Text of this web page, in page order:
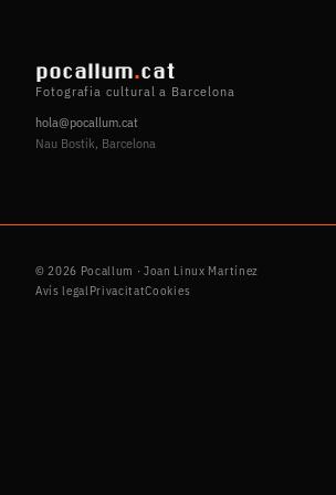
pocallum.cat
Fotografia cultural a Barcelona
hola@pocallum.cat
Nau Bostik, Barcelona
© 2026 Pocallum · Joan Linux Martínez
Avís legalPrivacitatCookies